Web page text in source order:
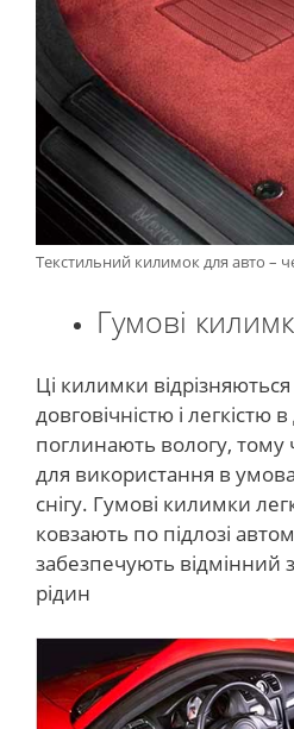
Текстильний килимок для авто –
Гумові
Ці килимки
довговічністю і легкістю
поглинають вологу, тому
для використання в
снігу. Гумові килимки
ковзають по підлозі
забезпечують відмінний
рідин